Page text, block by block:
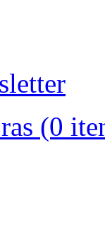
(0